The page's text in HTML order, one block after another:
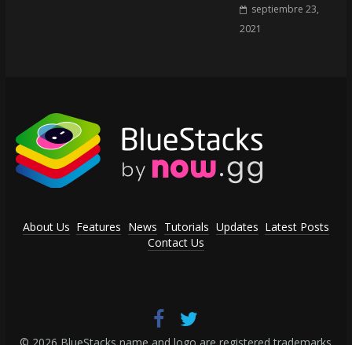
septiembre 23,
2021
About Us Features News Tutorials Updates Latest Posts
Contact Us
© 2026 BlueStacks name and logo are registered trademarks